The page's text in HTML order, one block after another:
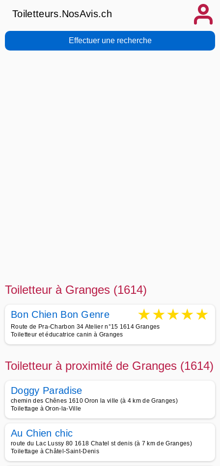
Toiletteurs.NosAvis.ch
Effectuer une recherche
Toiletteur à Granges (1614)
Bon Chien Bon Genre ★★★★★
Route de Pra-Charbon 34 Atelier n°15 1614 Granges
Toiletteur et éducatrice canin à Granges
Toiletteur à proximité de Granges (1614)
Doggy Paradise
chemin des Chênes 1610 Oron la ville (à 4 km de Granges)
Toilettage à Oron-la-Ville
Au Chien chic
route du Lac Lussy 80 1618 Chatel st denis (à 7 km de Granges)
Toilettage à Châtel-Saint-Denis